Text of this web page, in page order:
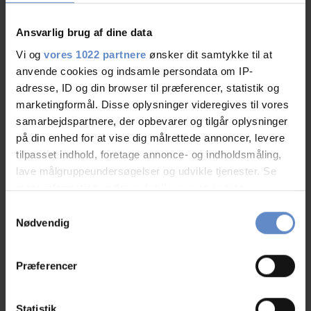
Ansvarlig brug af dine data
Vi og vores 1022 partnere ønsker dit samtykke til at
anvende cookies og indsamle persondata om IP-
adresse, ID og din browser til præferencer, statistik og
marketingformål. Disse oplysninger videregives til vores
samarbejdspartnere, der opbevarer og tilgår oplysninger
på din enhed for at vise dig målrettede annoncer, levere
tilpasset indhold, foretage annonce- og indholdsmåling,
lave målgruppeundersøgelser og udvikle tjenester. Se
mere information underindstillingerog i vores
tilbage eller ændre indstillinger fra vores
"Cookiedeklaration", eller ved at trykke på "Privacy
Indsamle præcise oplysninger om din placering,
Nødvendig
Præferencer
03.Aug.2026
10,00 ud af 10
positive over både beliggenhed, faciliteter og
personalet.
Else er helt fantastisk
N/A
Familie med børn, DK
02.Aug.2026